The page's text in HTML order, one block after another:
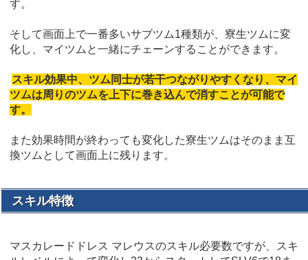
す。
そして画面上で一番多いサブツム1種類が、寮生ツムに変
化し、マイツムと一緒にチェーンすることができます。
スキル効果中、ツム同士が若干つながりやすくなり、マイ
ツムは周りのツムを上下に巻き込んで消すことが可能で
す。
また効果時間が終わっても変化した寮生ツムはそのまま互
換ツムとして画面上に残ります。
スキル特徴
マスカレードドレス マレウスのスキル必要数ですが、スキ